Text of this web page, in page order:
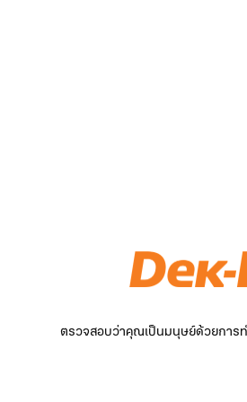
ตรวจสอบว่าคุณเป็นมนุษย์ด้วยการท